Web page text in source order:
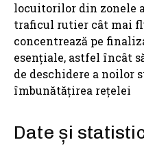
locuitorilor din zonele
traficul rutier cât mai
concentrează pe
esențiale, astfel încât
de deschidere a noilor
îmbunătățirea rețelei
Date și